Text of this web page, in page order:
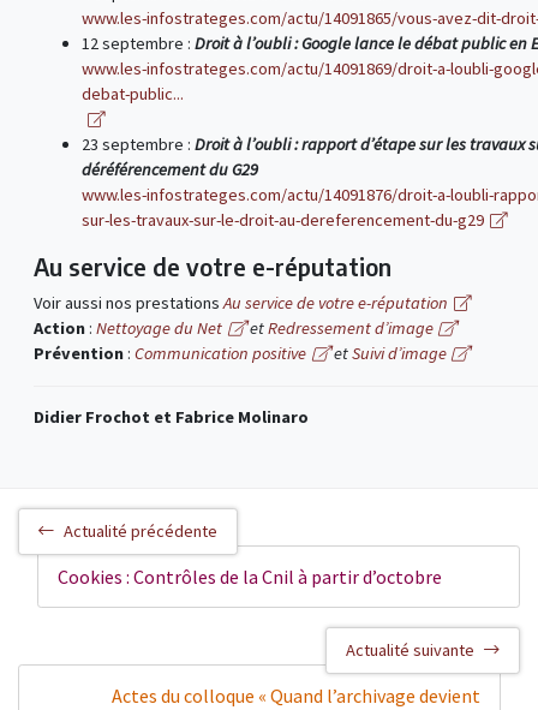
www.les-infostrateges.com/actu/14091865/vous-avez-dit-
12 septembre : Droit à l’oubli : Google lance le débat public en
www.les-infostrateges.com/actu/14091869/droit-a-loubli-
debat-public...
23 septembre : Droit à l’oubli : rapport d’étape sur les travaux
déréférencement du G29
www.les-infostrateges.com/actu/14091876/droit-a-loubli-
sur-les-travaux-sur-le-droit-au-dereferencement-du-g29
Au service de votre e-réputation
Voir aussi nos prestationsAu service de votre e-réputation
Action: Nettoyage du Net etRedressement d’image
Prévention : Communication positive etSuivi d’image
Didier Frochot et Fabrice Molinaro
Actualité précédente
Cookies : Contrôles de la Cnil à partir d’octobre
Actualité suivante
Actes du colloque « Quand l’archivage devient